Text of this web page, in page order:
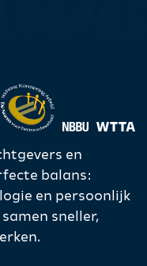
en
balans:
en persoonlijk
sneller,